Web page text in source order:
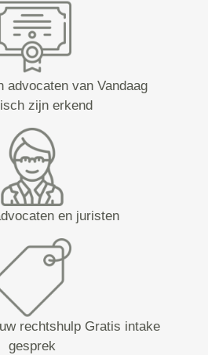
advocaten van Vandaag
zijn erkend
en juristen
rechtshulp Gratis intake
gesprek